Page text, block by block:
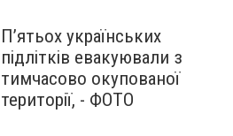
П’ятьох українських
підлітків евакуювали з
тимчасово окупованої
території, - ФОТО